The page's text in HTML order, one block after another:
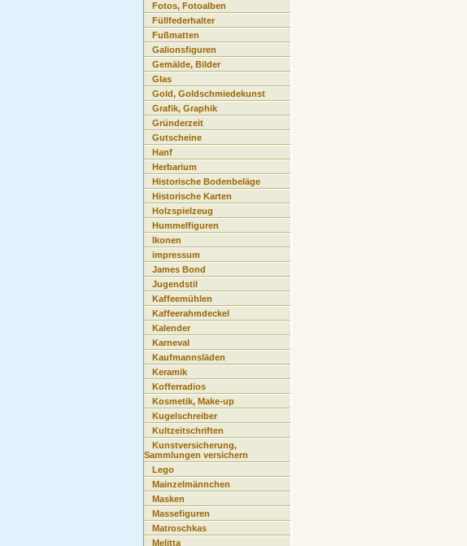
Fotos, Fotoalben
Füllfederhalter
Fußmatten
Galionsfiguren
Gemälde, Bilder
Glas
Gold, Goldschmiedekunst
Grafik, Graphik
Gründerzeit
Gutscheine
Hanf
Herbarium
Historische Bodenbeläge
Historische Karten
Holzspielzeug
Hummelfiguren
Ikonen
impressum
James Bond
Jugendstil
Kaffeemühlen
Kaffeerahmdeckel
Kalender
Karneval
Kaufmannsläden
Keramik
Kofferradios
Kosmetik, Make-up
Kugelschreiber
Kultzeitschriften
Kunstversicherung,
Sammlungen versichern
Lego
Mainzelmännchen
Masken
Massefiguren
Matroschkas
Melitta